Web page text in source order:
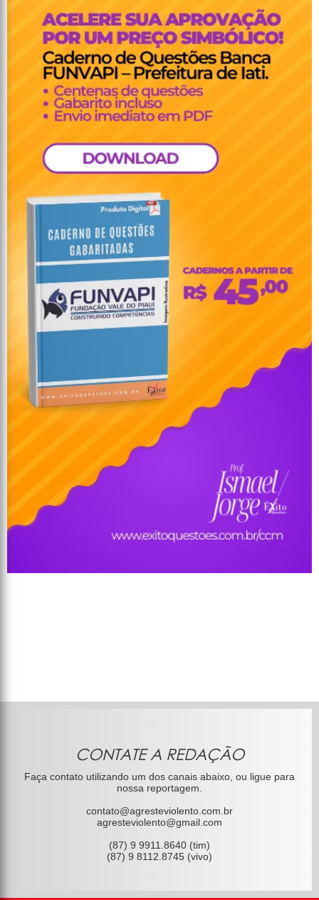
CONTATE A REDAÇÃO
Faça contato utilizando um dos canais abaixo, ou ligue para
nossa reportagem.
contato@agresteviolento.com.br
agresteviolento@gmail.com
(87) 9 9911.8640 (tim)
(87) 9 8112.8745 (vivo)